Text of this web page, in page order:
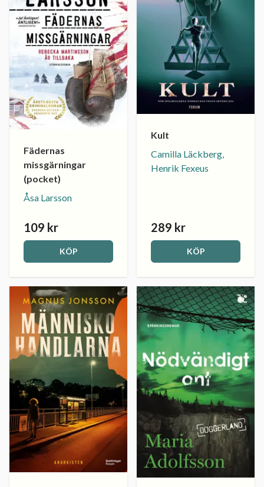
Fädernas
missgärningar
(pocket)
Åsa Larsson
109 kr
KÖP
Kult
Camilla Läckberg,
Henrik Fexeus
289 kr
KÖP